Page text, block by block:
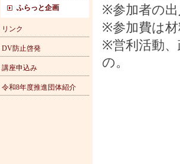
ふらっと企画
リンク
DV防止啓発
講座申込み
令和8年度推進団体紹介
※参加者の
※参加費は
※営利活動
の。